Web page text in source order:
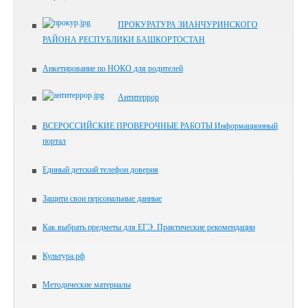
ПРОКУРАТУРА ЗИАНЧУРИНСКОГО
РАЙОНА РЕСПУБЛИКИ БАШКОРТОСТАН
Анкетирование по НОКО для родителей
Антитеррор
ВСЕРОССИЙСКИЕ ПРОВЕРОЧНЫЕ РАБОТЫ Информационный
портал
Единый детский телефон доверия
Защити свои персональные данные
Как выбрать предметы для ЕГЭ. Практические рекомендации
Культура.рф
Методические материалы